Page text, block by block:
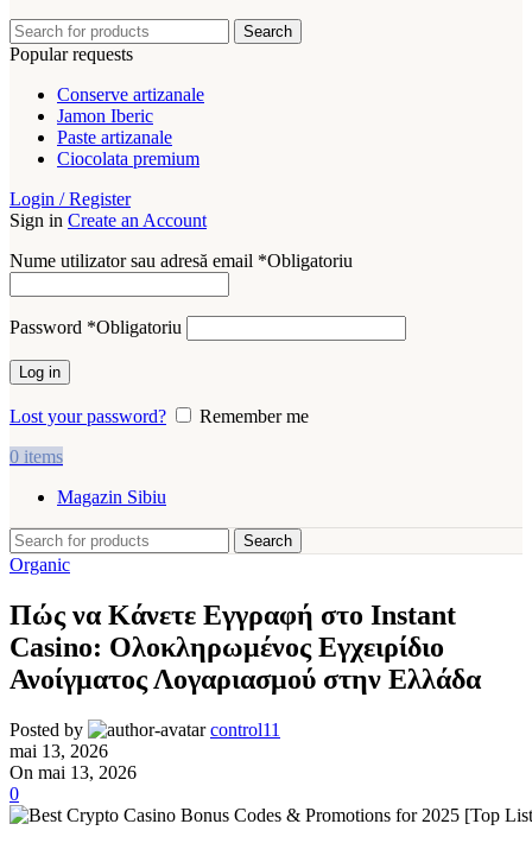
Search
Popular requests
Conserve artizanale
Jamon Iberic
Paste artizanale
Ciocolata premium
Login / Register
Sign in Create an Account
Nume utilizator sau adresă email *Obligatoriu
Password *Obligatoriu
Log in
Lost your password?
Remember me
0 items
Magazin Sibiu
Search
Organic
Πώς να Κάνετε Εγγραφή στο Instant
Casino: Ολοκληρωμένος Εγχειρίδιο
Ανοίγματος Λογαριασμού στην Ελλάδα
Posted by
control11
mai 13, 2026
On mai 13, 2026
0